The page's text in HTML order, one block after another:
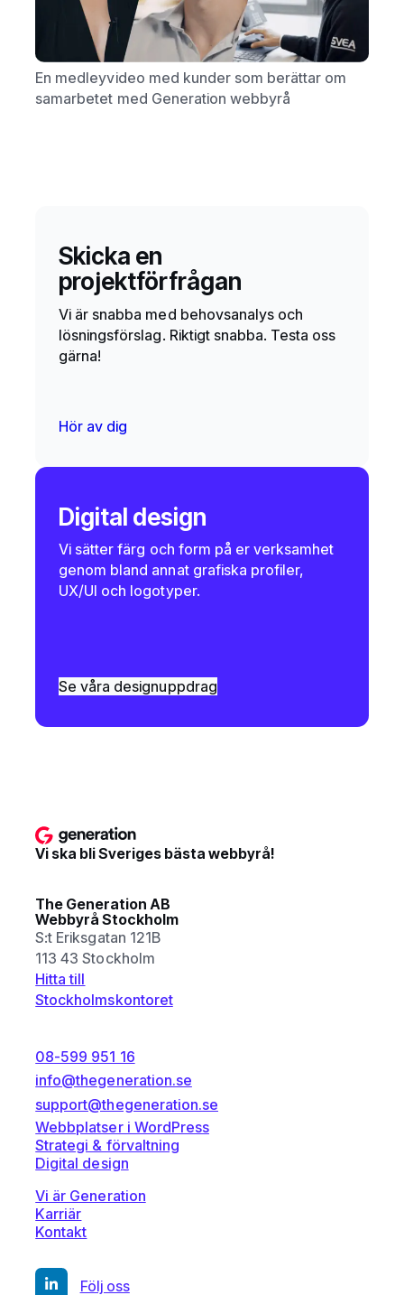
En medleyvideo med kunder som berättar om
samarbetet med Generation webbyrå
Skicka en
projektförfrågan
Vi är snabba med behovsanalys och
lösningsförslag. Riktigt snabba. Testa oss
gärna!
Hör av dig
Digital design
Vi sätter färg och form på er verksamhet
genom bland annat grafiska profiler,
UX/UI och logotyper.
Se våra designuppdrag
Vi ska bli Sveriges bästa webbyrå!
The Generation AB
Webbyrå Stockholm
S:t Eriksgatan 121B
113 43 Stockholm
Hitta till
Stockholmskontoret
08-599 951 16
info@thegeneration.se
support@thegeneration.se
Webbplatser i WordPress
Strategi & förvaltning
Digital design
Vi är Generation
Karriär
Kontakt
Följ oss